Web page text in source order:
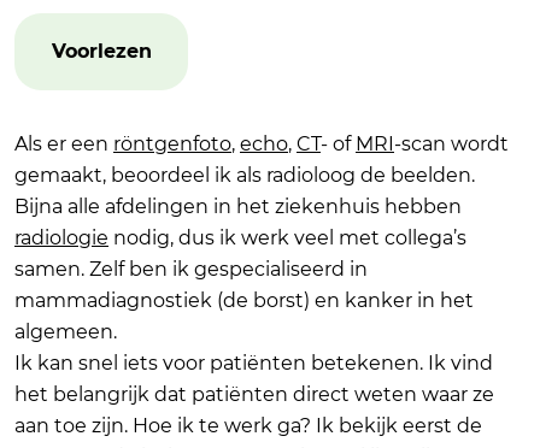
Voorlezen
Als er een röntgenfoto, echo, CT- of MRI-scan wordt
gemaakt, beoordeel ik als radioloog de beelden.
Bijna alle afdelingen in het ziekenhuis hebben
radiologie nodig, dus ik werk veel met collega’s
samen. Zelf ben ik gespecialiseerd in
mammadiagnostiek (de borst) en kanker in het
algemeen.
Ik kan snel iets voor patiënten betekenen. Ik vind
het belangrijk dat patiënten direct weten waar ze
aan toe zijn. Hoe ik te werk ga? Ik bekijk eerst de